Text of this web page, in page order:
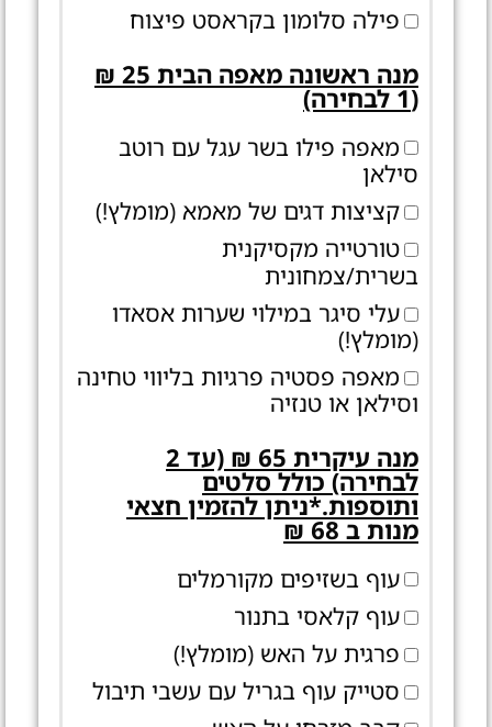
פילה סלומון בקראסט פיצוח
מנה ראשונה מאפה הבית 25 ₪
(1 לבחירה)
מאפה פילו בשר עגל עם רוטב
סילאן
קציצות דגים של מאמא (מומלץ!)
טורטייה מקסיקנית
בשרית/צמחונית
עלי סיגר במילוי שערות אסאדו
(מומלץ!)
מאפה פסטיה פרגיות בליווי טחינה
וסילאן או טנזיה
מנה עיקרית 65 ₪ (עד 2
לבחירה) כולל סלטים
ותוספות.*ניתן להזמין חצאי
מנות ב 68 ₪
עוף בשזיפים מקורמלים
עוף קלאסי בתנור
פרגית על האש (מומלץ!)
סטייק עוף בגריל עם עשבי תיבול